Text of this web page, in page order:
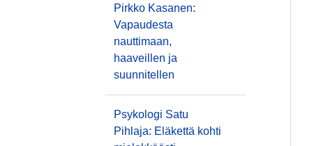
Pirkko Kasanen:
Vapaudesta
nauttimaan,
haaveillen ja
suunnitellen
Psykologi Satu
Pihlaja: Eläkettä kohti